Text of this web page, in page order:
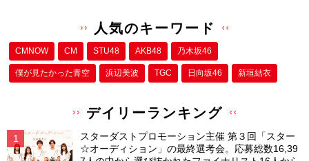
人気のキーワード
CMNOW CM STU48 AKB48 乃木坂46
僕が⾒たかった⻘空 浜辺美波 TGC 日向坂46 新垣結衣
デイリーランキング
スターダストプロモーション主催 第３回「スター
☆オーディション」の最終選考会。応募総数16,39